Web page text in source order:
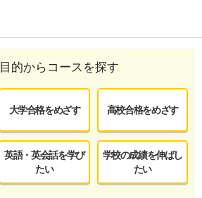
目的からコースを探す
大学合格をめざす 高校合格をめざす
英語・英会話を学び
たい
学校の成績を伸ばし
たい